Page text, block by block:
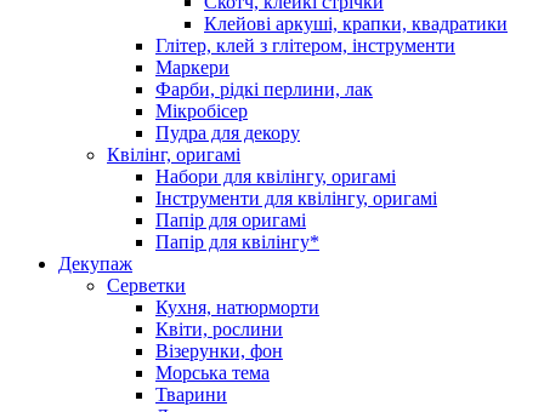
Клейові аркуші, крапки, квадратики
Глітер, клей з глітером, інструменти
Маркери
Фарби, рідкі перлини, лак
Мікробісер
Пудра для декору
Квілінг, оригамі
Набори для квілінгу, оригамі
Інструменти для квілінгу, оригамі
Папір для оригамі
Папір для квілінгу*
Декупаж
Серветки
Кухня, натюрморти
Квіти, рослини
Візерунки, фон
Морська тема
Тварини